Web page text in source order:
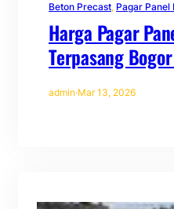
Beton Precast, Pagar Panel
Harga Pagar
Terpasang
admin·Mar 13, 2026